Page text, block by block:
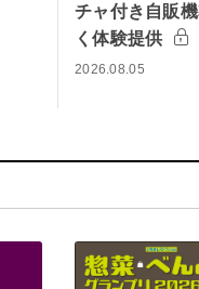
チャ付き自販
く体験提供
2026.08.05